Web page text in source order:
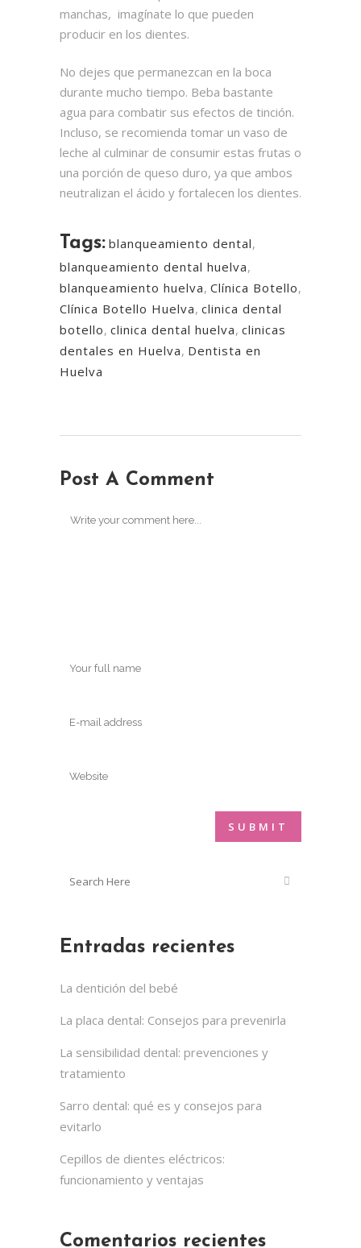
manchas, imagínate lo que pueden
producir en los dientes.
No dejes que permanezcan en la boca
durante mucho tiempo. Beba bastante
agua para combatir sus efectos de tinción.
Incluso, se recomienda tomar un vaso de
leche al culminar de consumir estas frutas o
una porción de queso duro, ya que ambos
neutralizan el ácido y fortalecen los dientes.
Tags: blanqueamiento dental,
blanqueamiento dental huelva,
blanqueamiento huelva, Clínica Botello,
Clínica Botello Huelva, clinica dental
botello, clinica dental huelva, clinicas
dentales en Huelva, Dentista en
Huelva
Post A Comment
Entradas recientes
La dentición del bebé
La placa dental: Consejos para prevenirla
La sensibilidad dental: prevenciones y
tratamiento
Sarro dental: qué es y consejos para
evitarlo
Cepillos de dientes eléctricos:
funcionamiento y ventajas
Comentarios recientes